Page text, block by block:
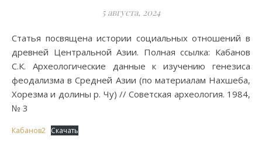
5 августа, 2024
Статья посвящена истории социальных отношений в
древней Центральной Азии. Полная ссылка: Кабанов
С.К. Археологические данные к изучению генезиса
феодализма в Средней Азии (по материалам Нахшеба,
Хорезма и долины р. Чу) // Советская археология. 1984,
№ 3
Кабанов2 Скачать